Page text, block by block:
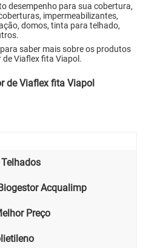
desempenho para sua cobertura,
impermeabilizantes,
domos, tinta para telhado,
saber mais sobre os produtos
Viaflex fita Viapol.
de Viaflex fita Viapol
Acqualimp
Preço